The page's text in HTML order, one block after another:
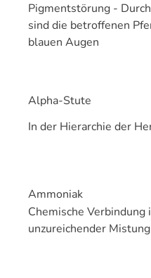
Pigmentstörung -
sind die betroffenen
blauen Augen
Alpha-Stute
In der Hierarchie der
Ammoniak
Chemische
unzureichender